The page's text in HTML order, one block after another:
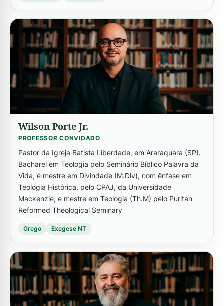
-->
Wilson Porte Jr.
PROFESSOR CONVIDADO
Pastor da Igreja Batista Liberdade, em Araraquara (SP).
Bacharel em Teologia pelo Seminário Bíblico Palavra da
Vida, é mestre em Divindade (M.Div), com ênfase em
Teologia Histórica, pelo CPAJ, da Universidade
Mackenzie, e mestre em Teologia (Th.M) pelo Puritan
Reformed Theological Seminary
Grego Exegese NT
-->